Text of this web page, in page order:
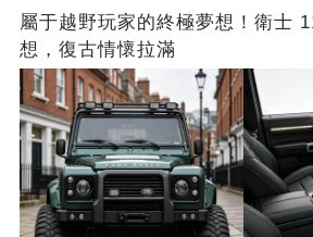
屬于越野玩家的終極夢想！衛士
想，復古情懷拉滿